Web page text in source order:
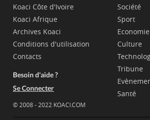
Koaci Côte d'Ivoire
Koaci Afrique
Archives Koaci
Conditions d'utilisation
Contacts
Besoin d'aide ?
Se Connecter
© 2008 - 2022 KOACI.COM
Société
Sport
Economie
Culture
Tribune
Santé